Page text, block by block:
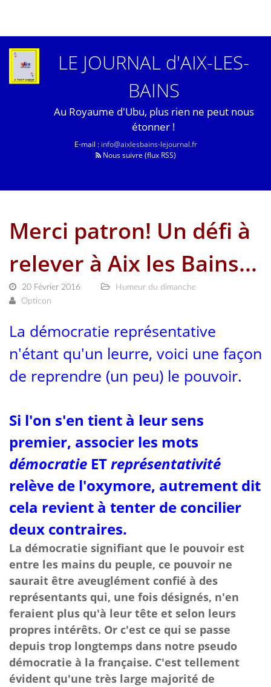
LE JOURNAL d'AIX-LES-
BAINS
Au Royaume d'Ubu, plus rien ne peut nous
étonner !
E-mail : info@aixlesbains-lejournal.fr
Nous suivre (flux RSS)
Merci patron! Un défi à
relever à Aix les Bains...
20 Février 2016
Humeur du dimanche
Opticon
La démocratie représentative
n'étant qu'un leurre, voici une façon
de reprendre (un peu) le pouvoir.
Si l'on s'en tient à leur sens
premier, associer les mots
démocratie ETreprésentativité
relève de l'oxymore, autrement dit
cela revient à tenter de concilier
deux contraires.
La démocratie signifiant que le pouvoir est
entre les mains du peuple, ce pouvoir ne
saurait être aveuglément confié à des
représentants qui, une fois désignés, n'en
feraient plus qu'à leur tête et selon leurs
propres intérêts. Or c'est ce qui se passe
depuis trop longtemps dans notre pseudo
démocratie à la française. C'est tellement
évident qu'une très large majorité de